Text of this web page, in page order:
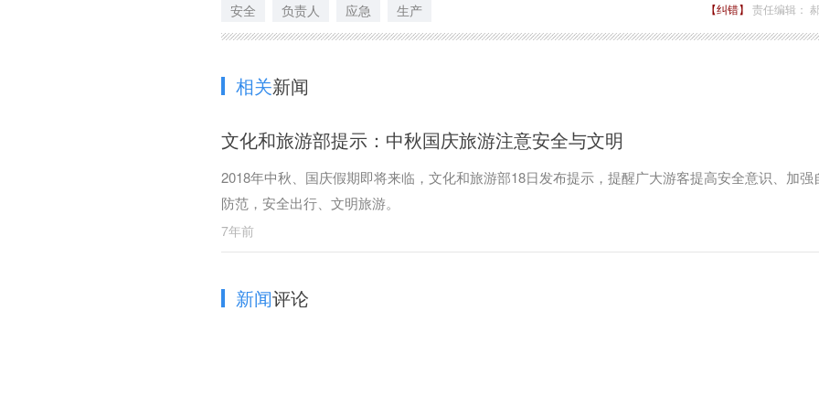
安全 负责人 应急 生产 【纠错】 责任编辑：
相关新闻
文化和旅游部提示：中秋国庆旅游注意安全与文明
2018年中秋、国庆假期即将来临，文化和旅游部18日发布提示，提醒广大游客提高安全意识、加强
防范，安全出行、文明旅游。
7年前
新闻评论